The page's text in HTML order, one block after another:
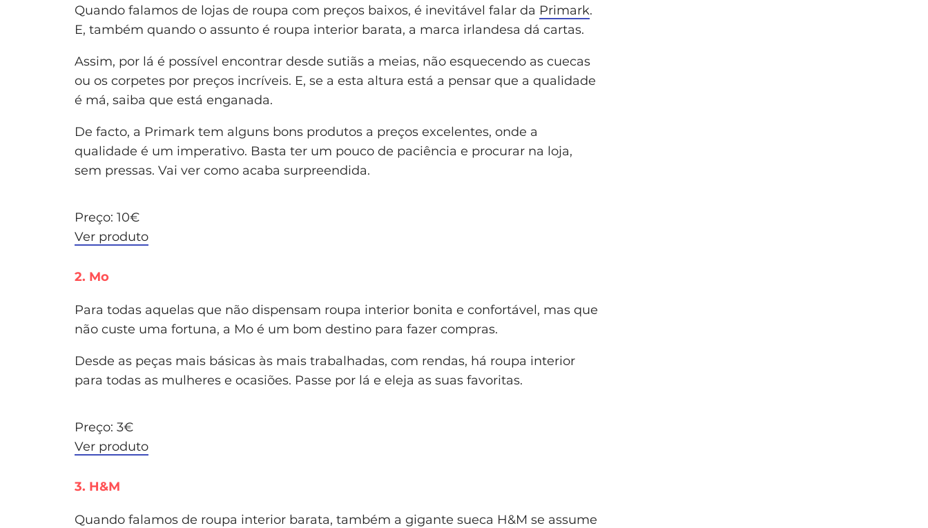
Quando falamos de lojas de roupa com preços baixos, é inevitável falar da Primark.
E, também quando o assunto é roupa interior barata, a marca irlandesa dá cartas.
Assim, por lá é possível encontrar desde sutiãs a meias, não esquecendo as cuecas
ou os corpetes por preços incríveis. E, se a esta altura está a pensar que a qualidade
é má, saiba que está enganada.
De facto, a Primark tem alguns bons produtos a preços excelentes, onde a
qualidade é um imperativo. Basta ter um pouco de paciência e procurar na loja,
sem pressas. Vai ver como acaba surpreendida.
Preço: 10€
Ver produto
2. Mo
Para todas aquelas que não dispensam roupa interior bonita e confortável, mas que
não custe uma fortuna, a Mo é um bom destino para fazer compras.
Desde as peças mais básicas às mais trabalhadas, com rendas, há roupa interior
para todas as mulheres e ocasiões. Passe por lá e eleja as suas favoritas.
Preço: 3€
Ver produto
3. H&M
Quando falamos de roupa interior barata, também a gigante sueca H&M se assume